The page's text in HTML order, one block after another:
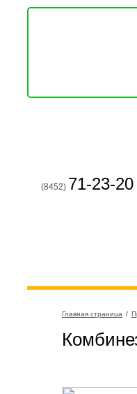
(8452) 71-23-20
Главная страница /